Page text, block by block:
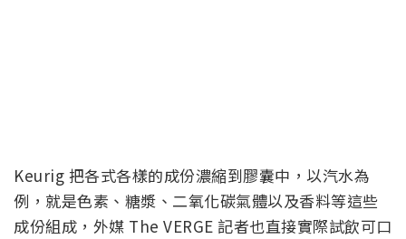
Keurig 把各式各樣的成份濃縮到膠囊中，以汽水為
例，就是色素、糖漿、二氧化碳氣體以及香料等這些
成份組成，外媒 The VERGE 記者也直接實際試飲可口